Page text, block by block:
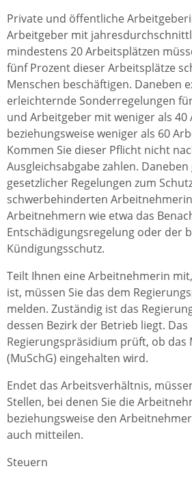
Private und öffentliche
Arbeitgeber mit
mindestens 20 Arbeitsplätzen
fünf Prozent dieser Arbeitsplätze
Menschen beschäftigen. Daneben
erleichternde Sonderregelungen
und Arbeitgeber mit weniger als 40
beziehungsweise weniger als 60
Kommen Sie dieser Pflicht nicht
Ausgleichsabgabe zahlen.
gesetzlicher Regelungen zum
schwerbehinderten
Arbeitnehmern wie etwa das
Entschädigungsregelung oder der
Kündigungsschutz.
Teilt Ihnen eine Arbeitnehmerin
ist, müssen Sie das dem
melden. Zuständig ist das
dessen Bezirk der Betrieb liegt. Das
Regierungspräsidium prüft, ob das
(MuSchG) eingehalten wird.
Endet das Arbeitsverhältnis,
Stellen, bei denen Sie die
beziehungsweise den
auch mitteilen.
Steuern